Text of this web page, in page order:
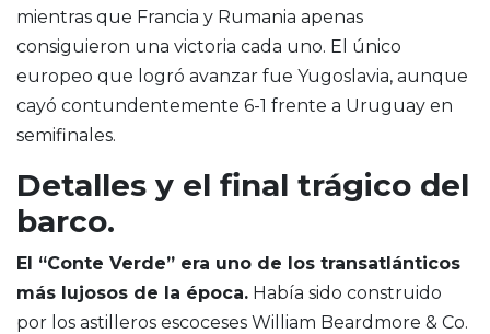
mientras que Francia y Rumania apenas
consiguieron una victoria cada uno. El único
europeo que logró avanzar fue Yugoslavia, aunque
cayó contundentemente 6-1 frente a Uruguay en
semifinales.
Detalles y el final trágico del
barco.
El “Conte Verde” era uno de los transatlánticos
más lujosos de la época. Había sido construido
por los astilleros escoceses William Beardmore & Co.